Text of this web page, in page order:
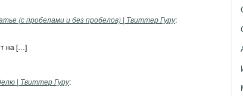
(с пробелами и без пробелов) | Твиттер Гуру:
на […]
| Твиттер Гуру: